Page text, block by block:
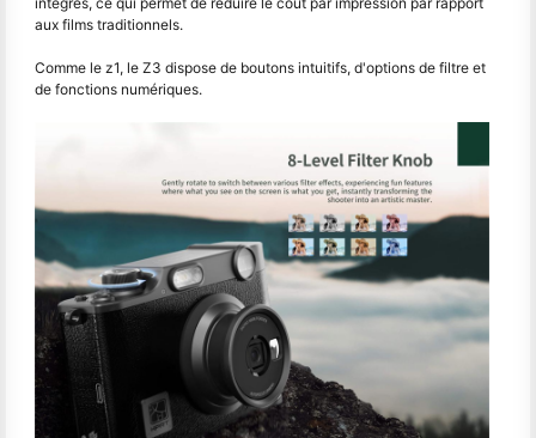
aux films traditionnels.
Comme le z1, le Z3 dispose de boutons intuitifs, d'options de filtre et
de fonctions numériques.